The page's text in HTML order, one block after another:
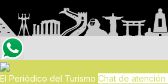
El Periódico del Turismo Chat de